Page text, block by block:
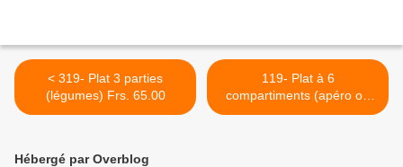
< 319- Plat 3 parties
(légumes) Frs. 65.00
119- Plat à 6
compartiments (apéro ou
pour sauces) Frs. 65.00 >
Hébergé par Overblog